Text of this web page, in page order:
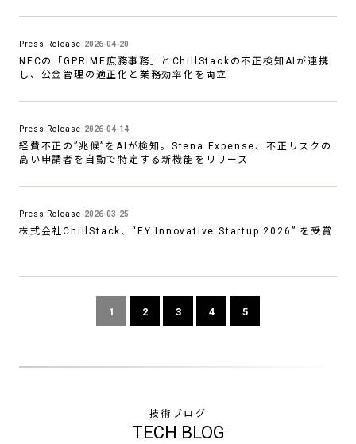
COMPANY
Press Release 2026-04-20
NECの「GPRIME庶務事務」とChillStackの不正検知AIが連携
し、公金管理の適正化と業務効率化を両立
Press Release 2026-04-14
経費不正の”兆候”をAIが検知。Stena Expense、不正リスクの
高い申請者を自動で特定する新機能をリリース
Press Release 2026-03-25
株式会社ChillStack、“EY Innovative Startup 2026” を受賞
1 2 3 4 5
技術ブログ
TECH BLOG